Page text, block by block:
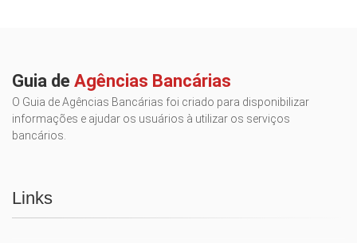
Guia de Agências Bancárias
O Guia de Agências Bancárias foi criado para disponibilizar
informações e ajudar os usuários à utilizar os serviços
bancários.
Links